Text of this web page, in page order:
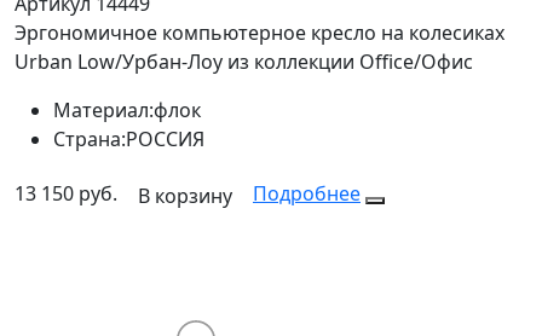
Эргономичное компьютерное кресло на колесиках
Urban Low/Урбан-Лоу из коллекции Office/Офис
Материал:флок
Страна:РОССИЯ
13 150 руб. В корзину Подробнее